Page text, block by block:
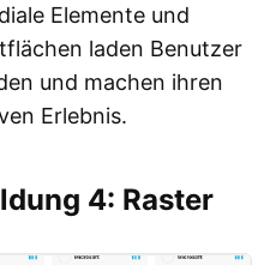
Elemente und
laden Benutzer
und machen ihren
Erlebnis.
4: Raster